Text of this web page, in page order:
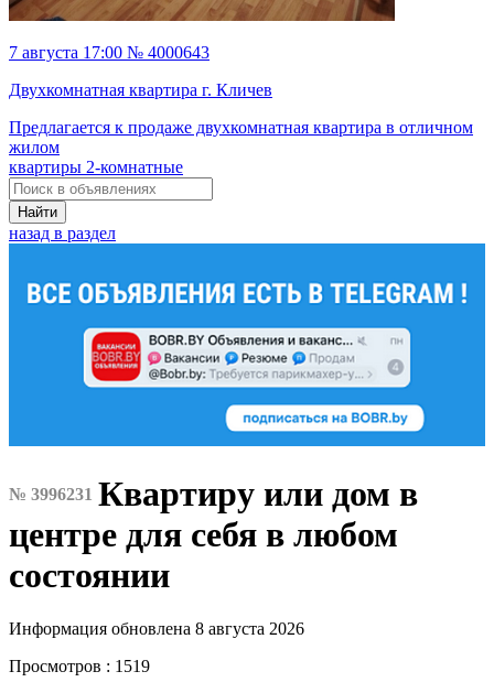
7 августа 17:00 № 4000643
Двухкомнатная квартира г. Кличев
Предлагается к продаже двухкомнатная квартира в отличном
жилом
квартиры 2-комнатные
Найти
назад в раздел
№ 3996231 Квартиру или дом в
центре для себя в любом
состоянии
Информация обновлена 8 августа 2026
Просмотров : 1519